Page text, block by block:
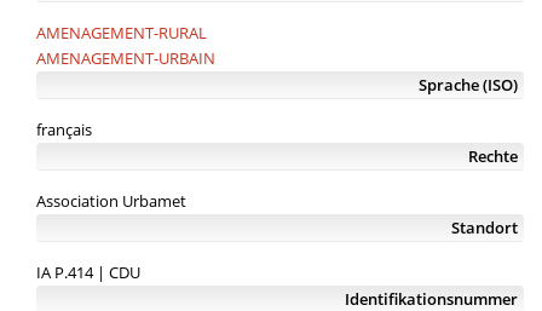
AMENAGEMENT-RURAL
AMENAGEMENT-URBAIN
Sprache (ISO)
français
Rechte
Association Urbamet
Standort
IA P.414 | CDU
Identifikationsnummer